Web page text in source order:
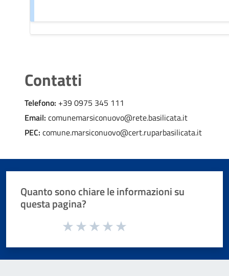
Contatti
Telefono: +39 0975 345 111
Email: comunemarsiconuovo@rete.basilicata.it
PEC: comune.marsiconuovo@cert.ruparbasilicata.it
Quanto sono chiare le informazioni su
questa pagina?
Valuta da 1 a 5 stelle la pagina